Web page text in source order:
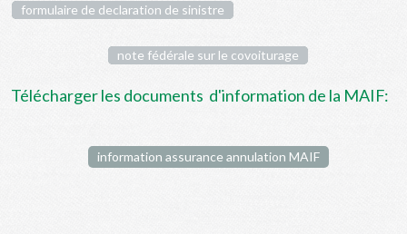
formulaire de declaration de sinistre
note fédérale sur le covoiturage
Télécharger les documents d'information de la MAIF:
information assurance annulation MAIF